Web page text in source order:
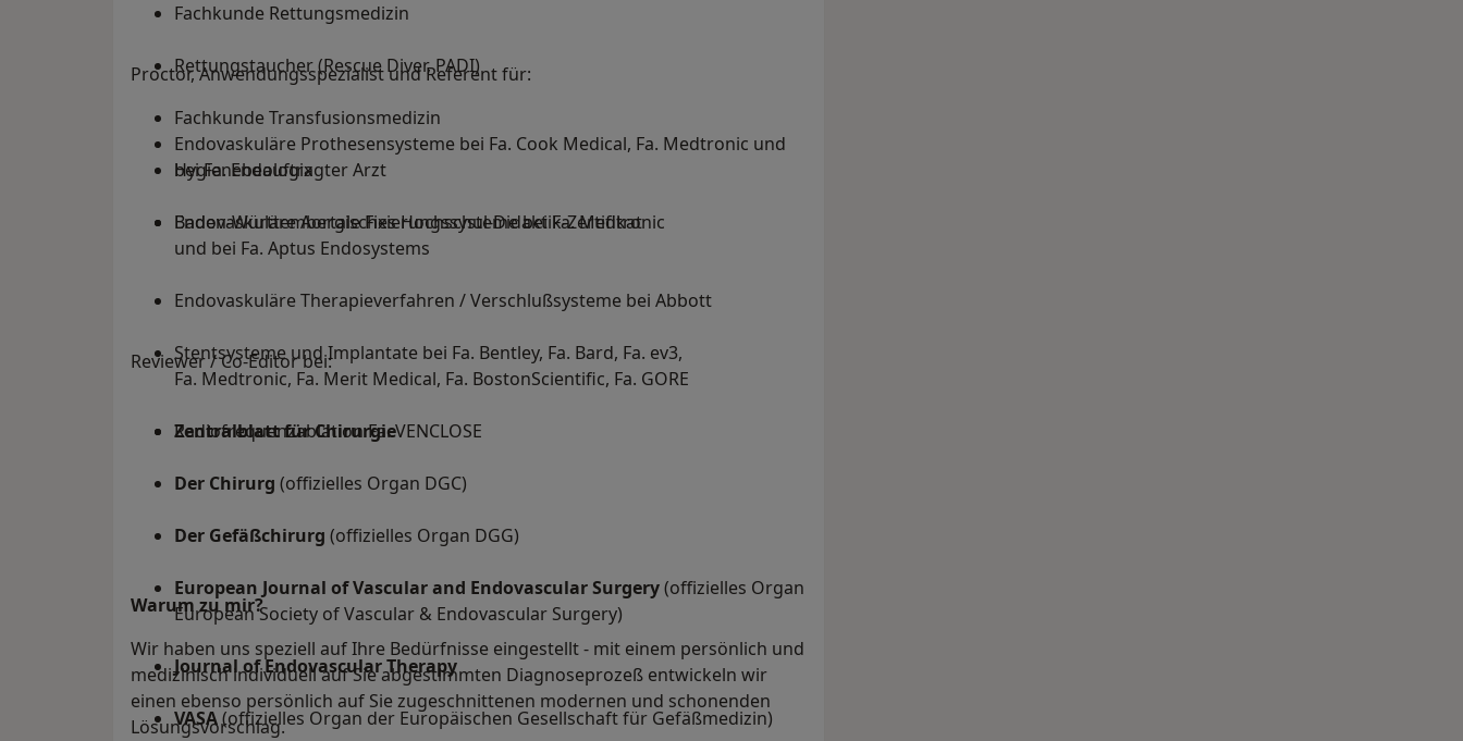
Fachkunde Rettungsmedizin
Rettungstaucher (Rescue Diver, PADI)
Fachkunde Transfusionsmedizin
Hygienebeauftragter Arzt
Baden-Württembergisches Hochschul-Didaktik-Zertifikat
Proctor, Anwendungsspezialist und Referent für:
Endovaskuläre Prothesensysteme bei Fa. Cook Medical, Fa. Medtronic und
bei Fa. Endologix
Endovaskuläre Aortale Fixierungssysteme bei Fa. Medtronic
und bei Fa. Aptus Endosystems
Endovaskuläre Therapieverfahren / Verschlußsysteme bei Abbott
Stentsysteme und Implantate bei Fa. Bentley, Fa. Bard, Fa. ev3,
Fa. Medtronic, Fa. Merit Medical, Fa. BostonScientific, Fa. GORE
Radiofrequenzablation Fa. VENCLOSE
Reviewer / Co-Editor bei:
Zentralblatt für Chirurgie
Der Chirurg (offizielles Organ DGC)
Der Gefäßchirurg (offizielles Organ DGG)
European Journal of Vascular and Endovascular Surgery(offizielles Organ
European Society of Vascular & Endovascular Surgery)
Journal of Endovascular Therapy
VASA(offizielles Organ der Europäischen Gesellschaft für Gefäßmedizin)
Warum zu mir?
Wir haben uns speziell auf Ihre Bedürfnisse eingestellt - mit einem persönlich und
medizinisch individuell auf Sie abgestimmten Diagnoseprozeß entwickeln wir
einen ebenso persönlich auf Sie zugeschnittenen modernen und schonenden
Lösungsvorschlag.